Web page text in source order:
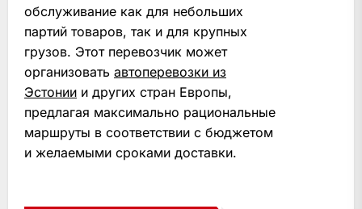
обслуживание как для небольших
партий товаров, так и для крупных
грузов. Этот перевозчик может
организовать автоперевозки из
Эстонии и других стран Европы,
предлагая максимально рациональные
маршруты в соответствии с бюджетом
и желаемыми сроками доставки.